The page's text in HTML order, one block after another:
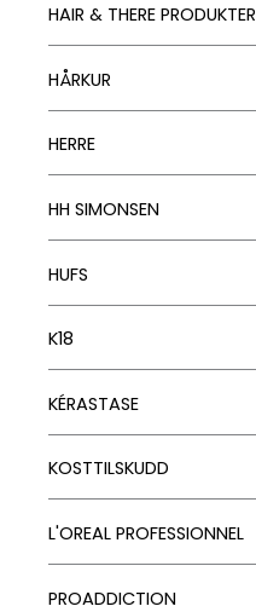
HAIR & THERE PRODUKTER
HÅRKUR
HERRE
HH SIMONSEN
HUFS
K18
KÉRASTASE
KOSTTILSKUDD
L'OREAL PROFESSIONNEL
PROADDICTION